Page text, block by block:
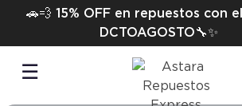
🚗💨 15% OFF en repuestos con
DCTOAGOSTO🔧✨
☰